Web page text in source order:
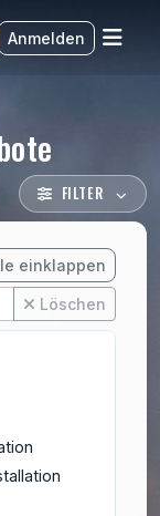
Anmelden
FILTER
einklappen
Löschen